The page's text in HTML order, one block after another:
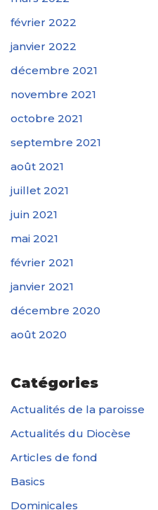
février 2022
janvier 2022
décembre 2021
novembre 2021
octobre 2021
septembre 2021
août 2021
juillet 2021
juin 2021
mai 2021
février 2021
janvier 2021
décembre 2020
août 2020
Catégories
Actualités de la paroisse
Actualités du Diocèse
Articles de fond
Basics
Dominicales